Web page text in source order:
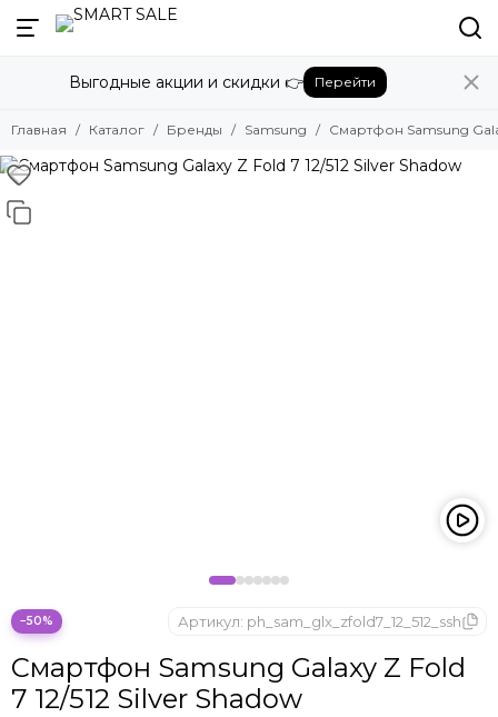
Назад
Бренды
Amazon
Apple
Bose
ONYX BOOX
Oukitel
Pico
Выгодные акции и скидки 👉 Перейти
Главная Каталог Бренды Samsung Смартфон Samsung
−50%
Смартфон Samsung Galaxy Z Fold
7 12/512 Silver Shadow
Артикул: ph_sam_glx_zfold7_12_512_ssh